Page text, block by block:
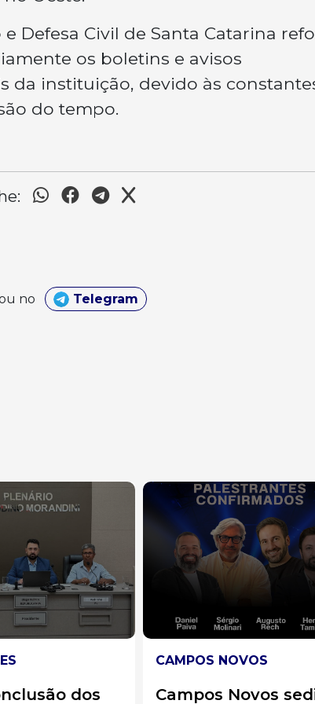
Defesa Civil de Santa Catarina
os boletins e avisos
da instituição, devido às
do tempo.
no Telegram
sedia
DESTAQUES
GAECO deflagra